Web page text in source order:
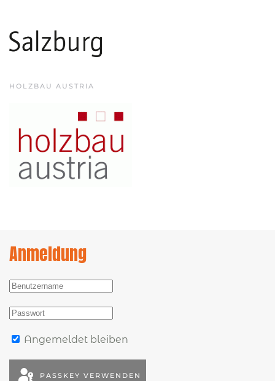
HOLZBAU AUSTRIA
Anmeldung
Angemeldet bleiben
PASSKEY VERWENDEN